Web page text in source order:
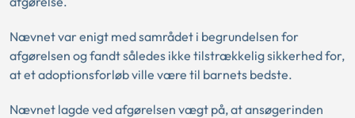
Nævnet var enigt med samrådet i begrundelsen for
afgørelsen og fandt således ikke tilstrækkelig sikkerhed for,
at et adoptionsforløb ville være til barnets bedste.
Nævnet lagde ved afgørelsen vægt på, at ansøgerinden